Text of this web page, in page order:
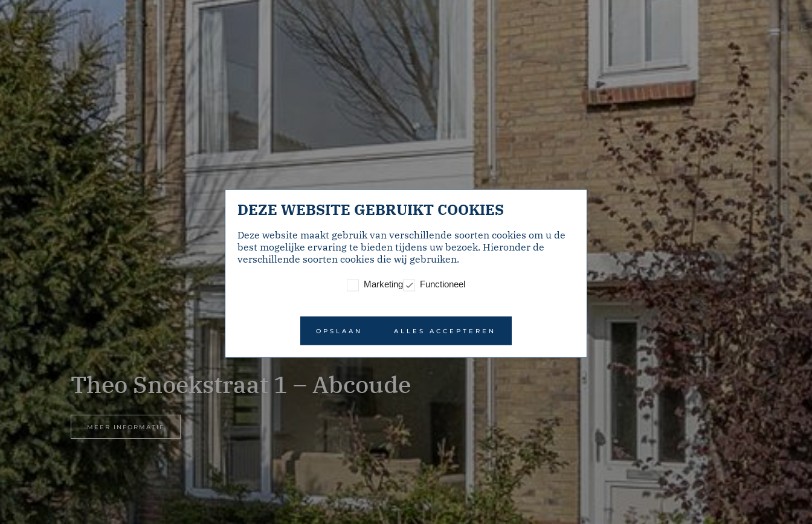
Theo Snoekstraat 1 – Abcoude
MEER INFORMATIE
DEZE WEBSITE GEBRUIKT COOKIES
Deze website maakt gebruik van verschillende soorten cookies om u de
best mogelijke ervaring te bieden tijdens uw bezoek. Hieronder de
verschillende soorten cookies die wij gebruiken.
Marketing Functioneel
OPSLAAN ALLES ACCEPTEREN